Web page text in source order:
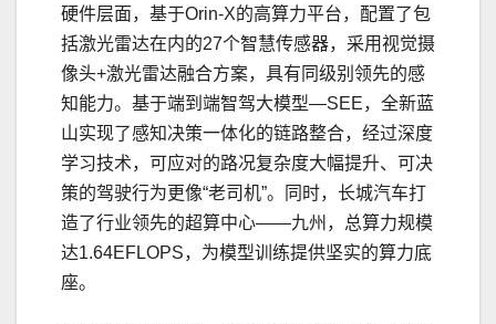
硬件层面，基于Orin-X的高算力平台，配置了包
括激光雷达在内的27个智慧传感器，采用视觉摄
像头+激光雷达融合方案，具有同级别领先的感
知能力。基于端到端智驾大模型—SEE，全新蓝
山实现了感知决策一体化的链路整合，经过深度
学习技术，可应对的路况复杂度大幅提升、可决
策的驾驶行为更像“老司机”。同时，长城汽车打
造了行业领先的超算中心——九州，总算力规模
达1.64EFLOPS，为模型训练提供坚实的算力底
座。